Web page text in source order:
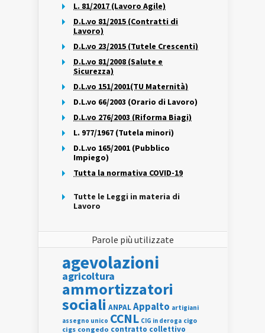
L. 81/2017 (Lavoro Agile)
D.L.vo 81/2015 (Contratti di
Lavoro)
D.L.vo 23/2015 (Tutele Crescenti)
D.L.vo 81/2008 (Salute e
Sicurezza)
D.L.vo 151/2001(TU Maternità)
D.L.vo 66/2003 (Orario di Lavoro)
D.L.vo 276/2003 (Riforma Biagi)
L. 977/1967 (Tutela minori)
D.L.vo 165/2001 (Pubblico
Impiego)
Tutta la normativa COVID-19
Tutte le Leggi in materia di
Lavoro
Parole più utilizzate
agevolazioni
agricoltura
ammortizzatori
sociali ANPALAppalto artigiani
assegno unico CCNL CIG in deroga cigo
cigs congedo contratto collettivo